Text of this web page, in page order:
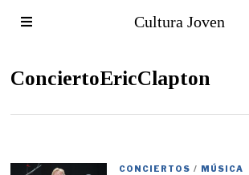
Cultura Joven
ConciertoEricClapton
CONCIERTOS / MÚSICA